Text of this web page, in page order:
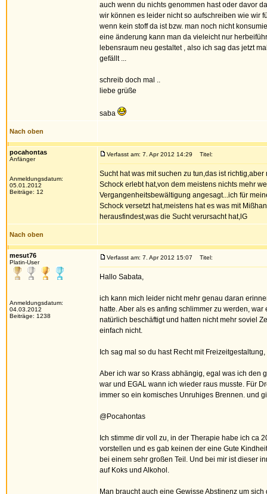
auch wenn du nichts genommen hast oder davor
wir können es leider nicht so aufschreiben wie wir
wenn kein stoff da ist bzw. man noch nicht
eine änderung kann man da vieleicht nur
lebensraum neu gestaltet , also ich sag das jetzt
gefällt ...
schreib doch mal ..
liebe grüße
saba
Nach oben
pocahontas
Anfänger
Anmeldungsdatum:
05.01.2012
Beiträge: 12
Verfasst am: 7. Apr 2012 14:29 Titel:
Sucht hat was mit suchen zu tun,das ist
Schock erlebt hat,von dem meistens nichts mehr
Vergangenheitsbewältigung angesagt...ich für
Schock versetzt hat,meistens hat es was mit
herausfindest,was die Sucht verursacht hat,lG
Nach oben
mesut76
Platin-User
Anmeldungsdatum:
04.03.2012
Beiträge: 1238
Verfasst am: 7. Apr 2012 15:07 Titel:
Hallo Sabata,
ich kann mich leider nicht mehr genau daran
hatte. Aber als es anfing schlimmer zu werden,
natürlich beschäftigt und hatten nicht mehr soviel
einfach nicht.
Ich sag mal so du hast Recht mit
Aber ich war so Krass abhängig, egal was ich den
war und EGAL wann ich wieder raus musste. Für
immer so ein komisches Unruhiges Brennen. und
@Pocahontas
Ich stimme dir voll zu, in der Therapie habe ich ca
vorstellen und es gab keinen der eine Gute
bei einem sehr großen Teil. Und bei mir ist dieser
auf Koks und Alkohol.
Man braucht auch eine Gewisse Abstinenz um